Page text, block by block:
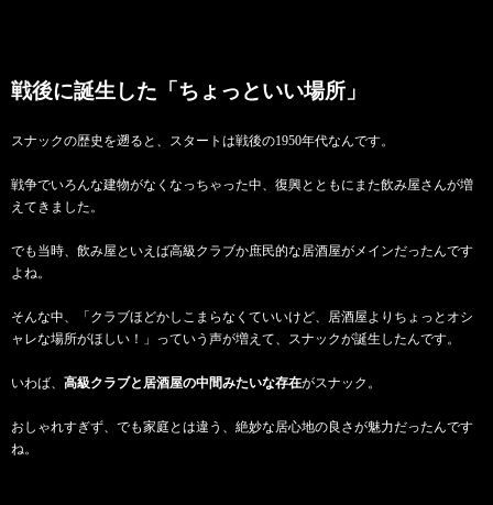
戦後に誕生した「ちょっといい場所」
スナックの歴史を遡ると、スタートは戦後の1950年代なんです。
戦争でいろんな建物がなくなっちゃった中、復興とともにまた飲み屋さんが増
えてきました。
でも当時、飲み屋といえば高級クラブか庶民的な居酒屋がメインだったんです
よね。
そんな中、「クラブほどかしこまらなくていいけど、居酒屋よりちょっとオシ
ャレな場所がほしい！」っていう声が増えて、スナックが誕生したんです。
いわば、 高級クラブと居酒屋の中間みたいな存在がスナック。
おしゃれすぎず、でも家庭とは違う、絶妙な居心地の良さが魅力だったんです
ね。